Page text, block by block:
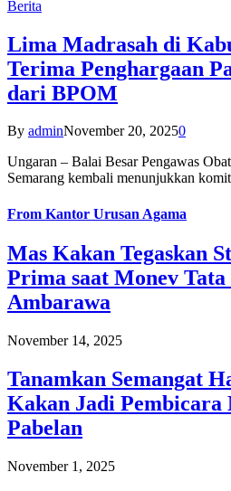
Berita
Lima Madrasah di
Terima Penghargaan
dari BPOM
By adminNovember 20, 20250
Ungaran – Balai Besar Pengawas
Semarang kembali menunjukkan
From Kantor Urusan Agama
Mas Kakan Tegaskan
Prima saat Monev
Ambarawa
November 14, 2025
Tanamkan Semangat
Kakan Jadi Pembicara
Pabelan
November 1, 2025